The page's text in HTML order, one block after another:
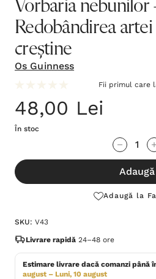
Vorbaria nebunilor
Redobândirea
creștine
Os Guinness
Fii primul care
48,00 Lei
În stoc
te!
Stocul
Adaugă
Adaugă la
SKU: V43
Livrare rapidă 24–48 ore
Estimare livrare dacă comanzi până
august – Luni, 10 august